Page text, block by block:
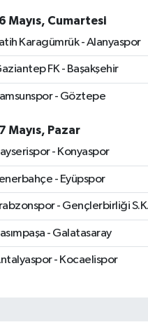
Mayıs, Cumartesi
Karagümrük - Alanyaspor
FK - Başakşehir
- Göztepe
Mayıs, Pazar
- Konyaspor
- Eyüpspor
- Gençlerbirliği S.K.
- Galatasaray
- Kocaelispor